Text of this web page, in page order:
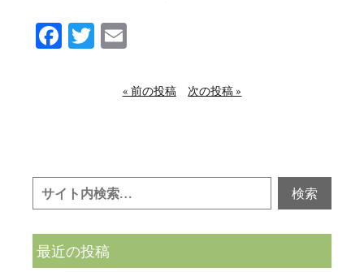
Facebook
Twitter
« 前の投稿 次の投稿 »
最近の投稿